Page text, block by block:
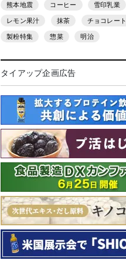
熊本地震 コーヒー 雪印乳業
レモン果汁 抹茶 チョコレート
製粉特集 惣菜 明治
タイアップ企画広告